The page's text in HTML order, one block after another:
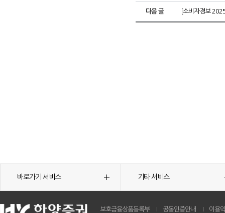
다음 글 [소비자경보
바로가기 서비스 기타 서비스
보호금융상품등록부 공동인증안내 이용